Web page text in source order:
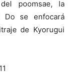
poomsae, la
Do se enfocará
de Kyorugui